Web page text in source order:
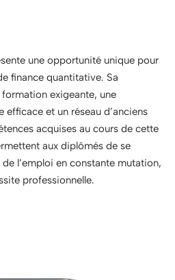
une opportunité unique pour
finance quantitative. Sa
exigeante, une
et un réseau d’anciens
acquises au cours de cette
aux diplômés de se
l’emploi en constante mutation,
professionnelle.